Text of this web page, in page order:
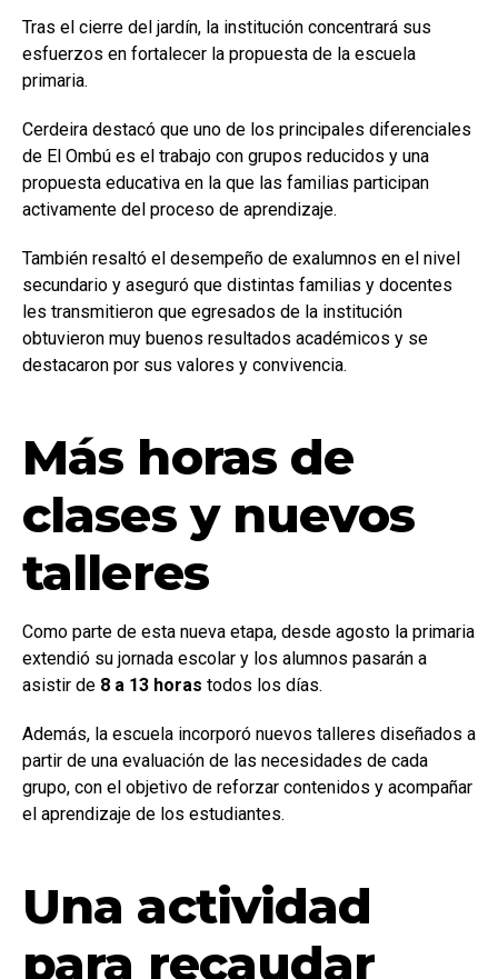
Tras el cierre del jardín, la institución concentrará sus
esfuerzos en fortalecer la propuesta de la escuela
primaria.
Cerdeira destacó que uno de los principales diferenciales
de El Ombú es el trabajo con grupos reducidos y una
propuesta educativa en la que las familias participan
activamente del proceso de aprendizaje.
También resaltó el desempeño de exalumnos en el nivel
secundario y aseguró que distintas familias y docentes
les transmitieron que egresados de la institución
obtuvieron muy buenos resultados académicos y se
destacaron por sus valores y convivencia.
Más horas de
clases y nuevos
talleres
Como parte de esta nueva etapa, desde agosto la primaria
extendió su jornada escolar y los alumnos pasarán a
asistir de 8 a 13 horas todos los días.
Además, la escuela incorporó nuevos talleres diseñados a
partir de una evaluación de las necesidades de cada
grupo, con el objetivo de reforzar contenidos y acompañar
el aprendizaje de los estudiantes.
Una actividad
para recaudar